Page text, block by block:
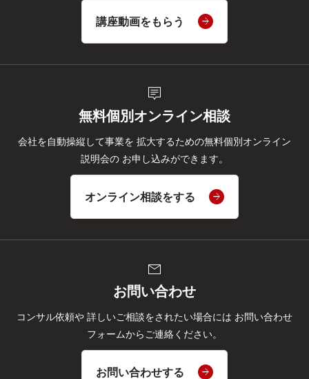
講座動画をもらう
tooltip_2
無料個別オンライン相談
会社を自動操縦して事業を 拡大するための無料個別オンライン
説明会の お申し込みができます。
オンライン相談をする
mail
お問い合わせ
コンサル依頼や 詳しいご相談をされたい場合には お問い合わせ
フォームからご連絡ください。
お問い合わせする